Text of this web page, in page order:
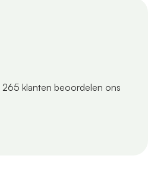
265 klanten beoordelen ons